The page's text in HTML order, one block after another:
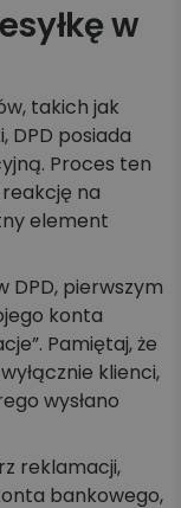
w
takich jak
DPD posiada
Proces ten
na
element
DPD, pierwszym
konta
Pamiętaj, że
klienci,
wysłano
reklamacji,
bankowego,